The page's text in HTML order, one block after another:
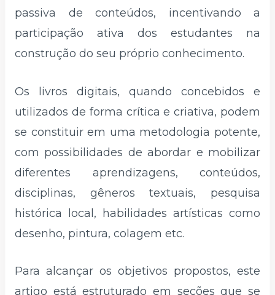
passiva de conteúdos, incentivando a
participação ativa dos estudantes na
construção do seu próprio conhecimento.
Os livros digitais, quando concebidos e
utilizados de forma crítica e criativa, podem
se constituir em uma metodologia potente,
com possibilidades de abordar e mobilizar
diferentes aprendizagens, conteúdos,
disciplinas, gêneros textuais, pesquisa
histórica local, habilidades artísticas como
desenho, pintura, colagem etc.
Para alcançar os objetivos propostos, este
artigo está estruturado em seções que se